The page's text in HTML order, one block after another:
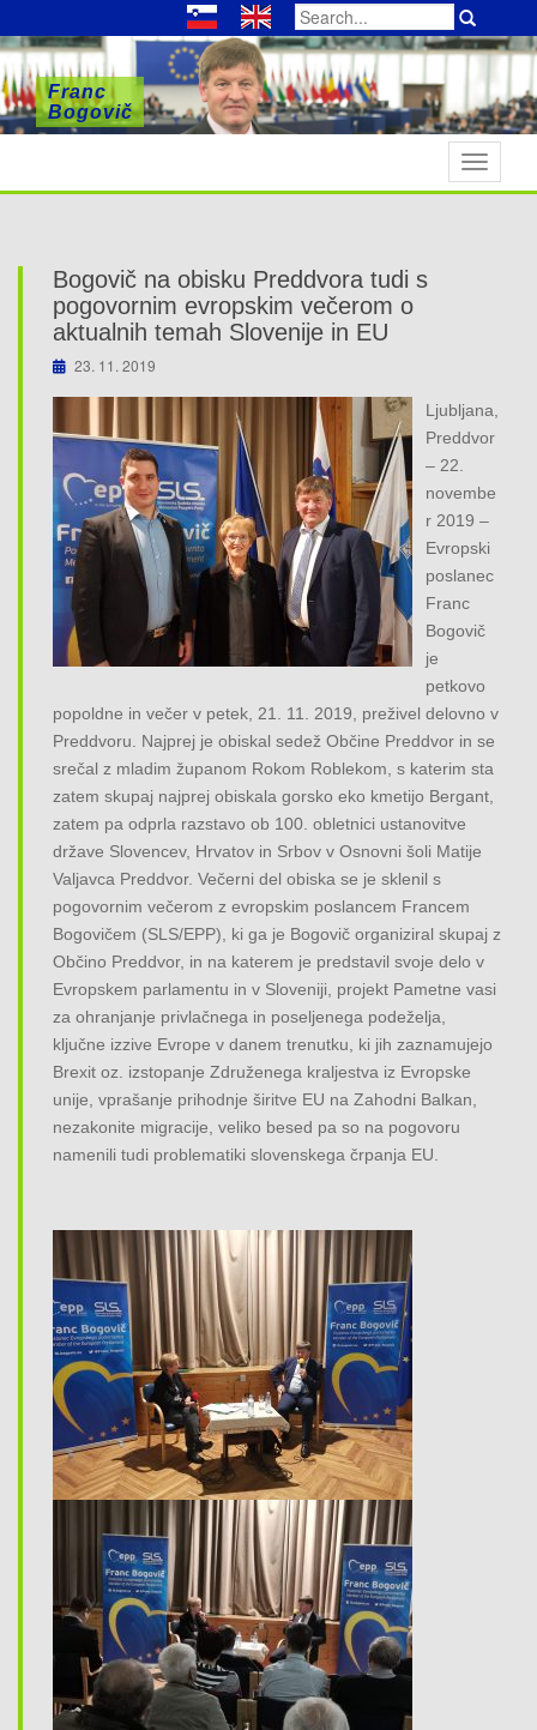
Search
for:
Franc
Bogovič
Franc
Bogovič
Franc
Bogovič
T
o
i
g
t
o
n
Bogovič na obisku Preddvora tudi s
pogovornim evropskim večerom o
aktualnih temah Slovenije in EU
23. 11. 2019
Ljubljana,
Preddvor
– 22.
novembe
r 2019 –
Evropski
poslanec
Franc
Bogovič
je
petkovo
popoldne in večer v petek, 21. 11. 2019, preživel delovno v
Preddvoru. Najprej je obiskal sedež Občine Preddvor in se
srečal z mladim županom Rokom Roblekom, s katerim sta
zatem skupaj najprej obiskala gorsko eko kmetijo Bergant,
zatem pa odprla razstavo ob 100. obletnici ustanovitve
države Slovencev, Hrvatov in Srbov v Osnovni šoli Matije
Valjavca Preddvor. Večerni del obiska se je sklenil s
pogovornim večerom z evropskim poslancem Francem
Bogovičem (SLS/EPP), ki ga je Bogovič organiziral skupaj z
Občino Preddvor, in na katerem je predstavil svoje delo v
Evropskem parlamentu in v Sloveniji, projekt Pametne vasi
za ohranjanje privlačnega in poseljenega podeželja,
ključne izzive Evrope v danem trenutku, ki jih zaznamujejo
Brexit oz. izstopanje Združenega kraljestva iz Evropske
unije, vprašanje prihodnje širitve EU na Zahodni Balkan,
nezakonite migracije, veliko besed pa so na pogovoru
namenili tudi problematiki slovenskega črpanja EU.